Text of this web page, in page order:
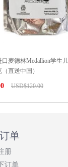
口麦德林Medallion学生
直送中国）
USD$120.00
单
册
订单